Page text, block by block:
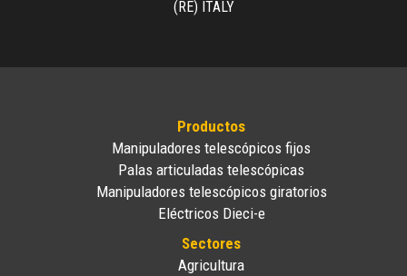
(RE) ITALY
Productos
Manipuladores telescópicos fijos
Palas articuladas telescópicas
Manipuladores telescópicos giratorios
Eléctricos Dieci-e
Sectores
Agricultura